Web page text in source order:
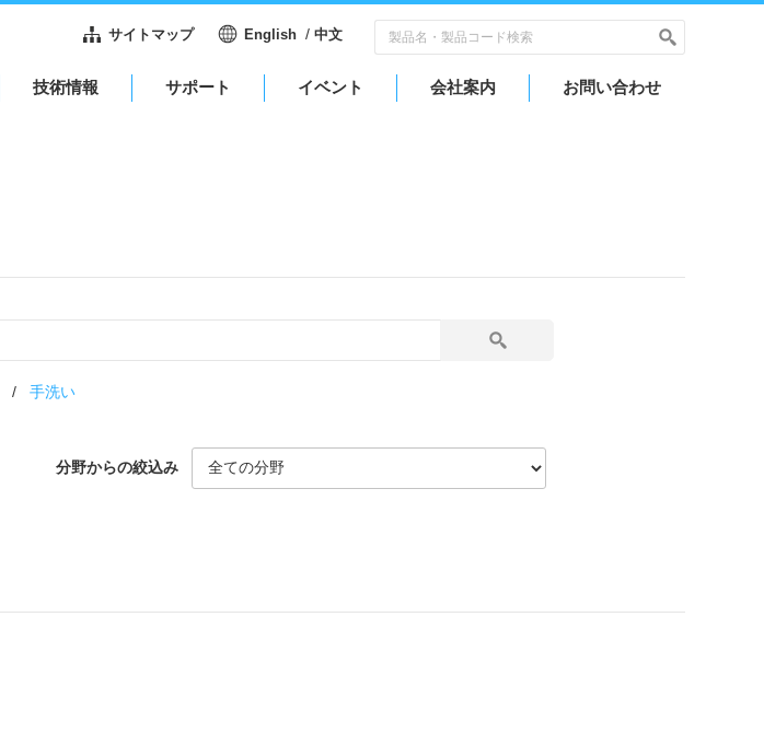
サイトマップ English / 中文
技術情報 サポート イベント 会社案内 お問い合わせ
手洗い
分野からの絞込み